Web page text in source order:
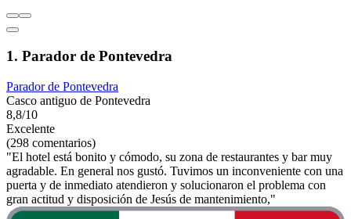
1. Parador de Pontevedra
Parador de Pontevedra
Casco antiguo de Pontevedra
8,8/10
Excelente
(298 comentarios)
"El hotel está bonito y cómodo, su zona de restaurantes y bar muy
agradable. En general nos gustó. Tuvimos un inconveniente con una
puerta y de inmediato atendieron y solucionaron el problema con
gran actitud y disposición de Jesús de mantenimiento,"